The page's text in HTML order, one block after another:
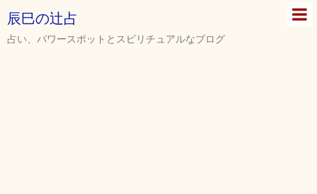
辰巳の辻占
占い、パワースポットとスピリチュアルなブログ